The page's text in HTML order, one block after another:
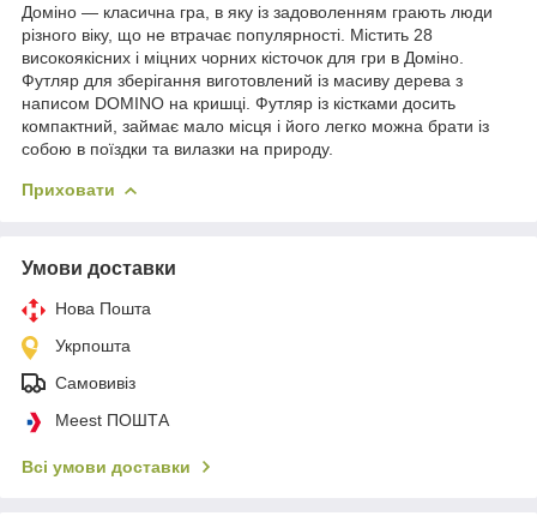
Доміно — класична гра, в яку із задоволенням грають люди
різного віку, що не втрачає популярності. Містить 28
високоякісних і міцних чорних кісточок для гри в Доміно.
Футляр для зберігання виготовлений із масиву дерева з
написом DOMINO на кришці. Футляр із кістками досить
компактний, займає мало місця і його легко можна брати із
собою в поїздки та вилазки на природу.
Приховати
Умови доставки
Нова Пошта
Укрпошта
Самовивіз
Meest ПОШТА
Всі умови доставки